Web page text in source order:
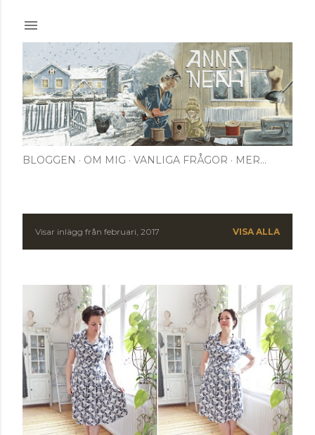
BLOGGEN OM MIG VANLIGA FRÅGOR MER…
I
ä
g
g
Visar inlägg från februari, 2017 VISA ALLA